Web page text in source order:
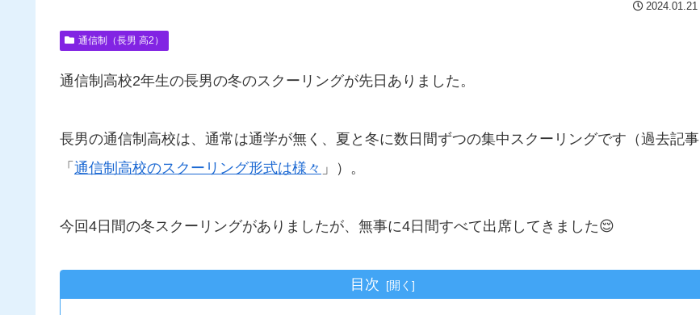
2024.01.21
通信制（長男 高2）
通信制高校2年生の長男の冬のスクーリングが先日ありました。
長男の通信制高校は、通常は通学が無く、夏と冬に数日間ずつの集中スクーリングです（過去記事
「 通信制高校のスクーリング形式は様々 」）。
今回4日間の冬スクーリングがありましたが、無事に4日間すべて出席してきました😌
目次